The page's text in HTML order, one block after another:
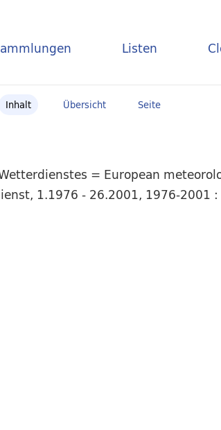
Listen
Inhalt Übersicht Seite
= European
1.1976 - 26.2001, 1976-2001